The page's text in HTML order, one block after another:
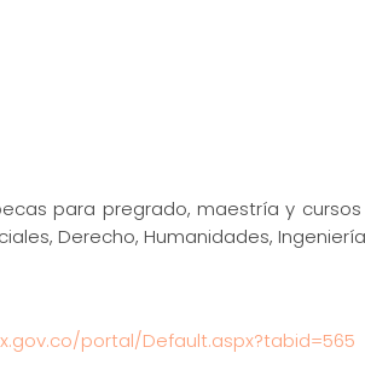
para pregrado, maestría y
Derecho, Humanidades,
portal/Default.aspx?tabid=565